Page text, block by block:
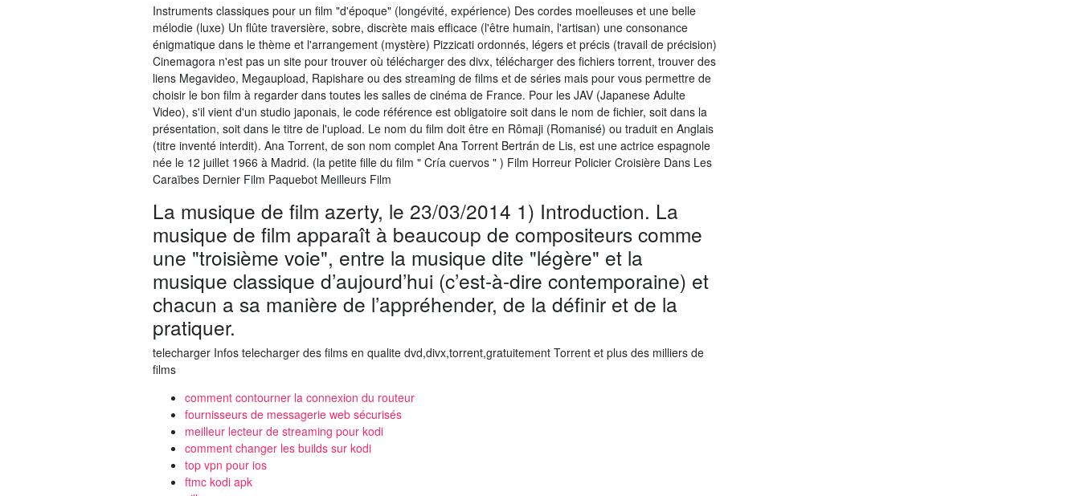
Instruments classiques pour un film "d'époque" (longévité, expérience) Des cordes moelleuses et une belle
mélodie (luxe) Un flûte traversière, sobre, discrète mais efficace (l'être humain, l'artisan) une consonance
énigmatique dans le thème et l'arrangement (mystère) Pizzicati ordonnés, légers et précis (travail de précision)
Cinemagora n'est pas un site pour trouver où télécharger des divx, télécharger des fichiers torrent, trouver des
liens Megavideo, Megaupload, Rapishare ou des streaming de films et de séries mais pour vous permettre de
choisir le bon film à regarder dans toutes les salles de cinéma de France. Pour les JAV (Japanese Adulte
Video), s'il vient d'un studio japonais, le code référence est obligatoire soit dans le nom de fichier, soit dans la
présentation, soit dans le titre de l'upload. Le nom du film doit être en Rômaji (Romanisé) ou traduit en Anglais
(titre inventé interdit). Ana Torrent, de son nom complet Ana Torrent Bertrán de Lis, est une actrice espagnole
née le 12 juillet 1966 à Madrid. (la petite fille du film " Cría cuervos " ) Film Horreur Policier Croisière Dans Les
Caraïbes Dernier Film Paquebot Meilleurs Film
La musique de film azerty, le 23/03/2014 1) Introduction. La
musique de film apparaît à beaucoup de compositeurs comme
une "troisième voie", entre la musique dite "légère" et la
musique classique d’aujourd’hui (c’est-à-dire contemporaine) et
chacun a sa manière de l’appréhender, de la définir et de la
pratiquer.
telecharger Infos telecharger des films en qualite dvd,divx,torrent,gratuitement Torrent et plus des milliers de
films
comment contourner la connexion du routeur
fournisseurs de messagerie web sécurisés
meilleur lecteur de streaming pour kodi
comment changer les builds sur kodi
top vpn pour ios
ftmc kodi apk